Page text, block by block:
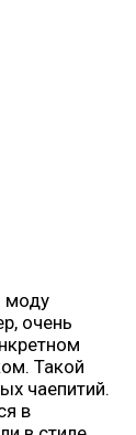
моду
очень
Такой
чаепитий.
в